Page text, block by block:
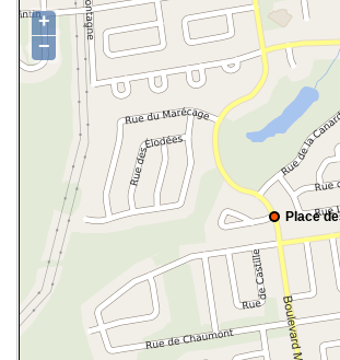
Place
+
−